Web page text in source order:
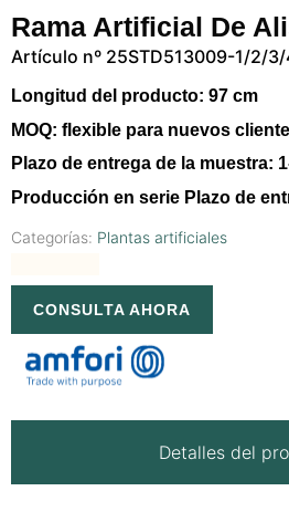
Rama Artificial De
Artículo nº 25STD513009-1/2/
Longitud del producto: 97 cm
MOQ: flexible para nuevos
Plazo de entrega de la muestra:
Producción en serie Plazo de
Categorías: Plantas artificiales
CONSULTA AHORA
Detalles del